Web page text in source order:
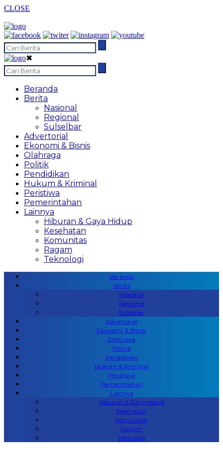
CLOSE
✖
Beranda
Berita
Nasional
Regional
Sulselbar
Advertorial
Ekonomi & Bisnis
Olahraga
Politik
Pendidikan
Hukum & Kriminal
Peristiwa
Pemerintahan
Lainnya
Hiburan & Gaya Hidup
Kesehatan
Komunitas
Ragam
Teknologi
Beranda
Berita
Nasional
Regional
Sulselbar
Advertorial
Ekonomi & Bisnis
Olahraga
Politik
Pendidikan
Hukum & Kriminal
Peristiwa
Pemerintahan
Lainnya
Hiburan & Gaya Hidup
Kesehatan
Komunitas
Ragam
Teknologi